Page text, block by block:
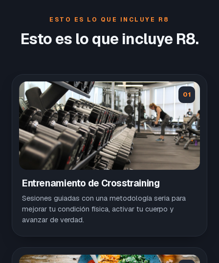
ESTO ES LO QUE INCLUYE R8
Esto es lo que incluye R8.
01
Entrenamiento de Crosstraining
Sesiones guiadas con una metodología seria para
mejorar tu condición física, activar tu cuerpo y
avanzar de verdad.